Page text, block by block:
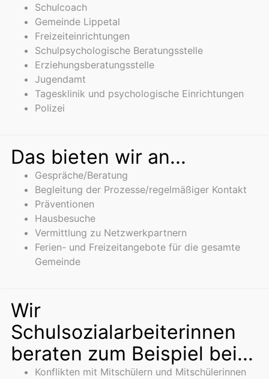
Schulcoach
Gemeinde Lippetal
Freizeiteinrichtungen
Schulpsychologische Beratungsstelle
Erziehungsberatungsstelle
Jugendamt
Tagesklinik und psychologische Einrichtungen
Polizei
Das bieten wir an...
Gespräche/Beratung
Begleitung der Prozesse/regelmäßiger Kontakt
Präventionen
Hausbesuche
Vermittlung zu Netzwerkpartnern
Ferien- und Freizeitangebote für die gesamte
Gemeinde
Wir
Schulsozialarbeiterinnen
beraten zum Beispiel bei...
Konflikten mit Mitschülern und Mitschülerinnen